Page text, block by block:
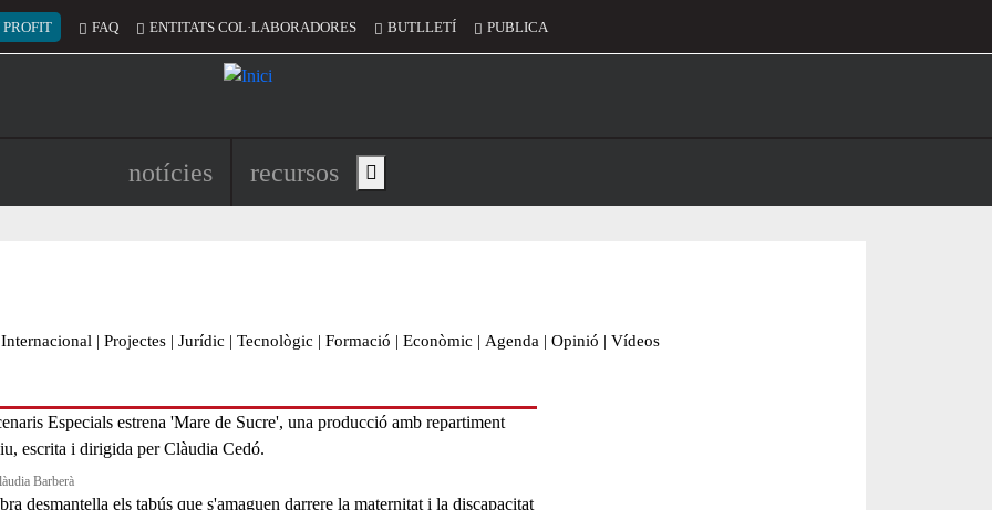
del compte d'usuari
PROFIT FAQ ENTITATS COL·LABORADORES BUTLLETÍ PUBLICA
Navegació principal de l'encapçalament
notícies recursos Show main menu
Internacional | Projectes | Jurídic | Tecnològic | Formació | Econòmic | Agenda | Opinió | Vídeos
Barberà